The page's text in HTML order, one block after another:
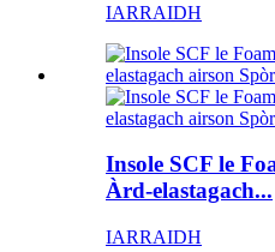
IARRAIDH
Insole SCF le
Àrd-elastagach...
IARRAIDH